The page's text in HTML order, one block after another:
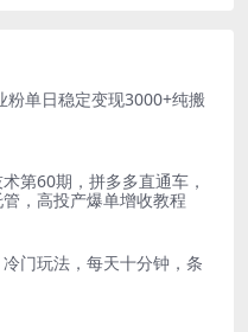
粉单日稳定变现3000+纯搬
第60期，拼多多直通车，
，高投产爆单增收教程
门玩法，每天十分钟，条